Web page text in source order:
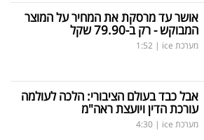
אושר עד מרסקת את המחיר על המוצר
המבוקש - רק ב-79.90 שקל
מערכת ice |
1:52
אבל כבד בעולם הציבורי: הלכה לעולמה
עורכת הדין ויועצת ראה"מ
מערכת ice |
4:30